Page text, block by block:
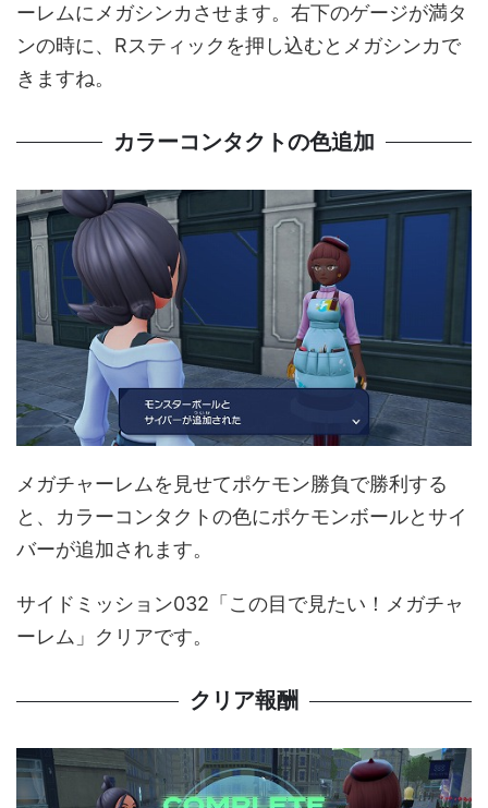
ーレムにメガシンカさせます。右下のゲージが満タ
ンの時に、Rスティックを押し込むとメガシンカで
きますね。
カラーコンタクトの色追加
メガチャーレムを見せてポケモン勝負で勝利する
と、カラーコンタクトの色にポケモンボールとサイ
バーが追加されます。
サイドミッション032「この目で見たい！メガチャ
ーレム」クリアです。
クリア報酬